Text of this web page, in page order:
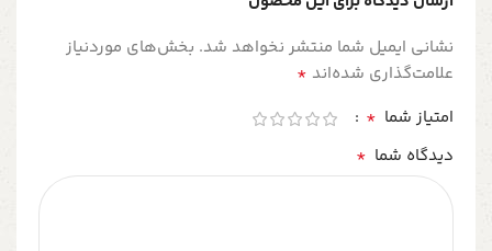
نشانی ایمیل شما منتشر نخواهد شد. بخش‌های موردنیاز
علامت‌گذاری شده‌اند *
امتیاز شما *
دیدگاه شما *